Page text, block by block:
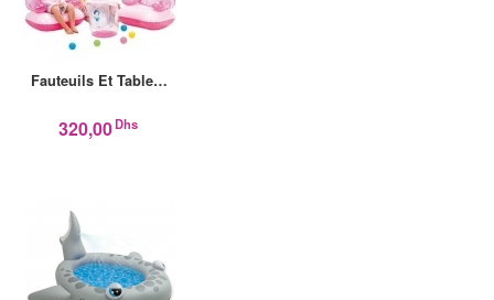
Fauteuils Et Table…
320,00Dhs